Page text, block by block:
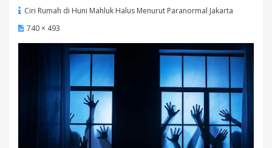
Ciri Rumah di Huni Mahluk Halus Menurut Paranormal Jakarta
740 × 493